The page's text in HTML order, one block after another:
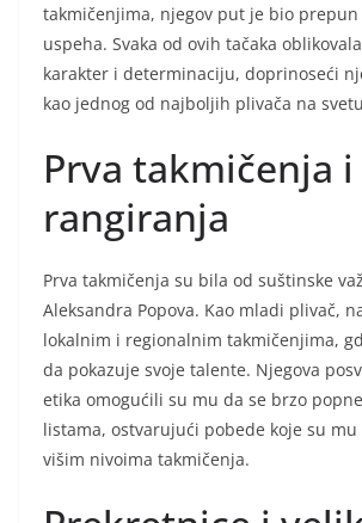
takmičenjima, njegov put je bio prepun
uspeha. Svaka od ovih tačaka
karakter i determinaciju, doprinoseći
kao jednog od najboljih plivača na
Prva takmičenja i
rangiranja
Prva takmičenja su bila od suštinske
Aleksandra Popova. Kao mladi plivač,
lokalnim i regionalnim takmičenjima,
da pokazuje svoje talente. Njegova
etika omogućili su mu da se brzo
listama, ostvarujući pobede koje su
višim nivoima takmičenja.